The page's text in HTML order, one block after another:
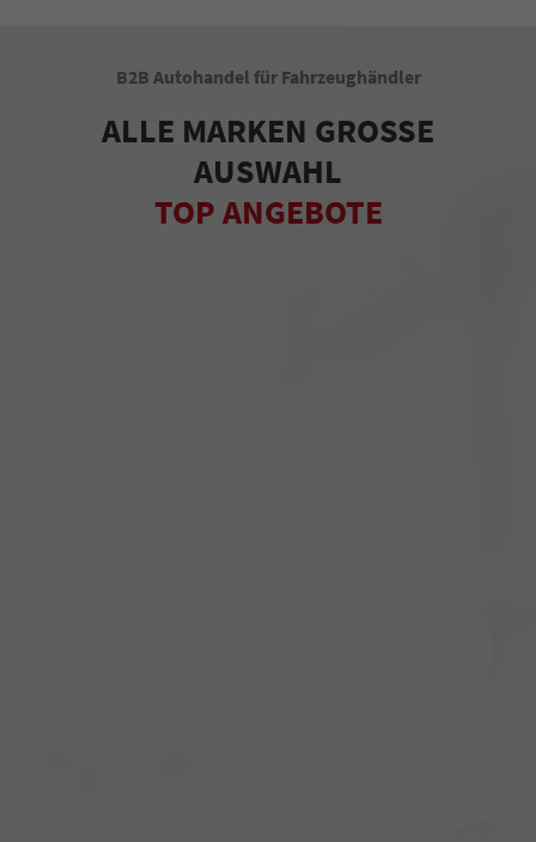
B2B Autohandel für Fahrzeughändler
ALLE MARKEN GROSSE
AUSWAHL
TOP ANGEBOTE